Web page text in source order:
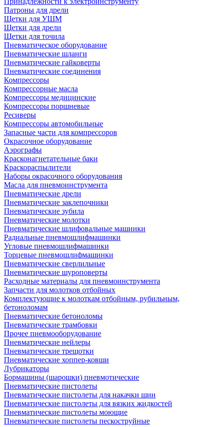
Патроны для дрели
Щетки для УШМ
Щетки для дрели
Щетки для точила
Пневматическое оборудование
Пневматические шланги
Пневматические гайковерты
Пневматические соединения
Компрессоры
Компрессорные масла
Компрессоры медицинские
Компрессоры поршневые
Ресиверы
Компрессоры автомобильные
Запасные части для компрессоров
Окрасочное оборудование
Аэрографы
Красконагнетательные баки
Краскораспылители
Наборы окрасочного оборудования
Масла для пневмоинструмента
Пневматические дрели
Пневматические заклепочники
Пневматические зубила
Пневматические молотки
Пневматические шлифовальные машинки
Радиальные пневмошлифмашинки
Угловые пневмошлифмашинки
Торцевые пневмошлифмашинки
Пневматические сверлильные
Пневматические шуроповерты
Расходные материалы для пневмоинструмента
Запчасти для молотков отбойных
Комплектующие к молоткам отбойным, рубильным,
бетоноломам
Пневматические бетоноломы
Пневматические трамбовки
Прочее пневмооборудование
Пневматические нейлеры
Пневматические трещотки
Пневматические хоппер-ковши
Лубрикаторы
Бормашины (шарошки) пневмотические
Пневматические пистолеты
Пневматические пистолеты для накачки шин
Пневматические пистолеты для вязких жидкостей
Пневматические пистолеты моющие
Пневматические пистолеты пескоструйные